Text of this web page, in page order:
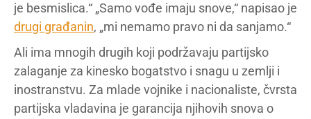
je besmislica.“ „Samo vođe imaju snove,“ napisao je
drugi građanin, „mi nemamo pravo ni da sanjamo.“
Ali ima mnogih drugih koji podržavaju partijsko
zalaganje za kinesko bogatstvo i snagu u zemlji i
inostranstvu. Za mlade vojnike i nacionaliste, čvrsta
partijska vladavina je garancija njihovih snova o